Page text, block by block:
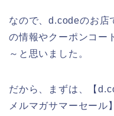
なので、d.codeのお店
の情報やクーポンコー
～と思いました。
だから、まずは、【
メルマガサマーセール